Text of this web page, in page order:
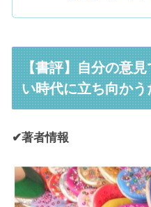
【書評】自分の意
い時代に立ち向かう
✔著者情報